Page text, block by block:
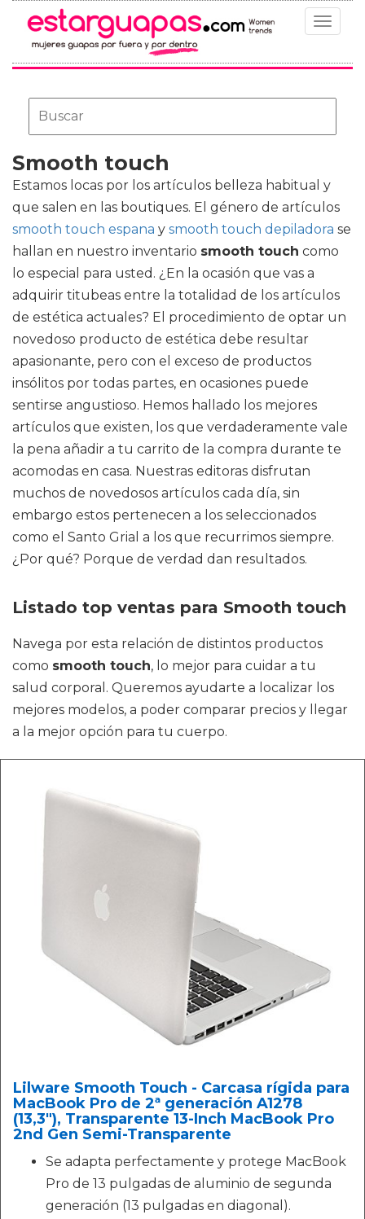
Toggle
Smooth touch
Estamos locas por los artículos belleza habitual y
que salen en las boutiques. El género de artículos
smooth touch espana y smooth touch depiladora se
hallan en nuestro inventario smooth touch como
lo especial para usted. ¿En la ocasión que vas a
adquirir titubeas entre la totalidad de los artículos
de estética actuales? El procedimiento de optar un
novedoso producto de estética debe resultar
apasionante, pero con el exceso de productos
insólitos por todas partes, en ocasiones puede
sentirse angustioso. Hemos hallado los mejores
artículos que existen, los que verdaderamente vale
la pena añadir a tu carrito de la compra durante te
acomodas en casa. Nuestras editoras disfrutan
muchos de novedosos artículos cada día, sin
embargo estos pertenecen a los seleccionados
como el Santo Grial a los que recurrimos siempre.
¿Por qué? Porque de verdad dan resultados.
Listado top ventas para Smooth touch
Navega por esta relación de distintos productos
como smooth touch, lo mejor para cuidar a tu
salud corporal. Queremos ayudarte a localizar los
mejores modelos, a poder comparar precios y llegar
a la mejor opción para tu cuerpo.
Lilware Smooth Touch - Carcasa rígida para
MacBook Pro de 2ª generación A1278
(13,3"), Transparente 13-Inch MacBook Pro
2nd Gen Semi-Transparente
Se adapta perfectamente y protege MacBook
Pro de 13 pulgadas de aluminio de segunda
generación (13 pulgadas en diagonal).